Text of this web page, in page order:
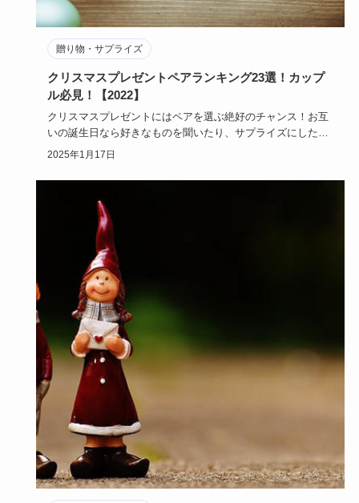
贈り物・サプライズ
クリスマスプレゼントペアランキング23選！カップ
ル必見！【2022】
クリスマスプレゼントにはペアを選ぶ絶好のチャンス！お互
いの誕生日なら好きなものを聞いたり、サプライズにしたり
するけれど、ク…
2025年1月17日